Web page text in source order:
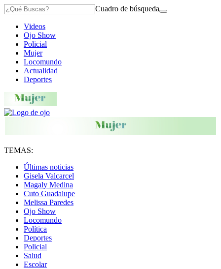
Cuadro de búsqueda
Videos
Ojo Show
Policial
Mujer
Locomundo
Actualidad
Deportes
TEMAS:
Últimas noticias
Gisela Valcarcel
Magaly Medina
Cuto Guadalupe
Melissa Paredes
Ojo Show
Locomundo
Política
Deportes
Policial
Salud
Escolar